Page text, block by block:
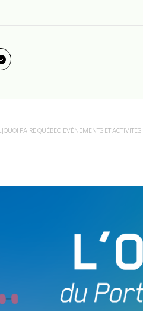
|QUOI FAIRE QUÉBEC|ÉVÉNEMENTS ET ACTIVITÉS|